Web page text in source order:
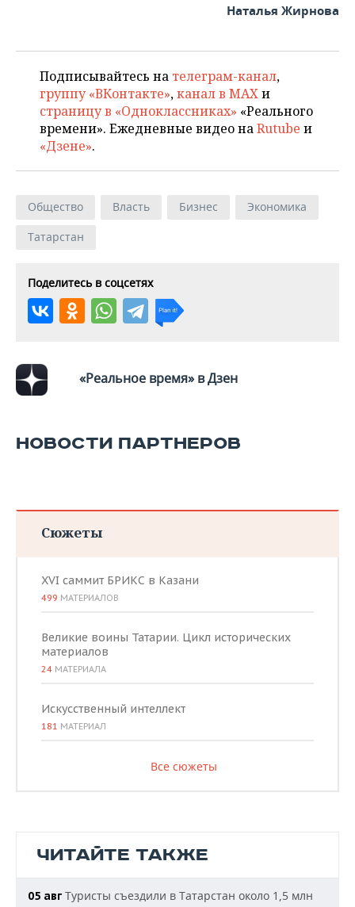
Наталья Жирнова
Подписывайтесь на телеграм-канал,
группу «ВКонтакте»,канал в MAXи
страницу в «Одноклассниках» «Реального
времени». Ежедневные видео наRutube и
«Дзене».
Общество Власть Бизнес
Экономика
Татарстан
Поделитесь в соцсетях
«Реальное время» в Дзен
НОВОСТИ ПАРТНЕРОВ
Сюжеты
XVI саммит БРИКС в Казани
499 МАТЕРИАЛОВ
Великие воины Татарии. Цикл исторических
материалов
24 МАТЕРИАЛА
Искусственный интеллект
181 МАТЕРИАЛ
Все сюжеты
ЧИТАЙТЕ ТАКЖЕ
05 авг Туристы съездили в Татарстан около 1,5 млн